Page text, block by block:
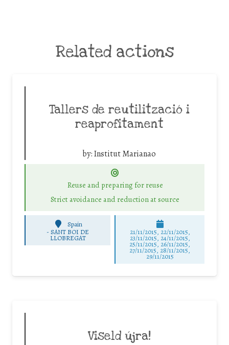
Related actions
Tallers de reutilització i
reaprofitament
by:Institut Marianao
Reuse and preparing for reuse
Strict avoidance and reduction at source
Spain
-SANT BOI DE
LLOBREGAT
21/11/2015, 22/11/2015,
23/11/2015, 24/11/2015,
25/11/2015, 26/11/2015,
27/11/2015, 28/11/2015,
29/11/2015
Viseld újra!